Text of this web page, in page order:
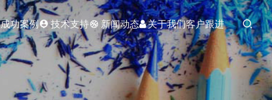
成功案例 技术支持 新闻动态 关于我们客户跟进